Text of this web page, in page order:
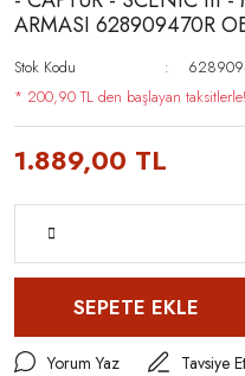
ARMASI 628909470R
Stok Kodu
* 200,90 TL den başlayan taksitlerle!
1.889,00 TL
SEPETE EKLE
Yorum Yaz
Tavsiye Et